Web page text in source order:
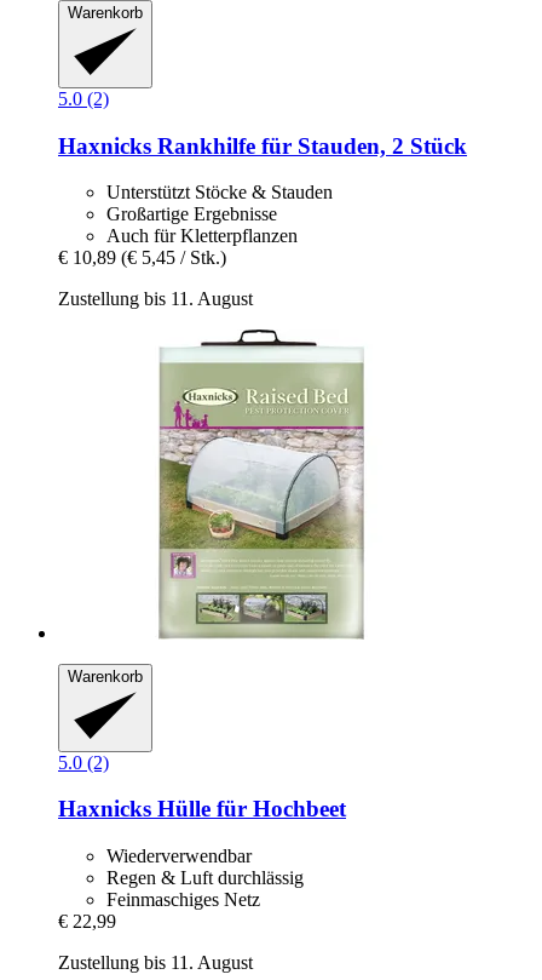
Warenkorb
5.0 (2)
Haxnicks Rankhilfe für Stauden, 2 Stück
Unterstützt Stöcke & Stauden
Großartige Ergebnisse
Auch für Kletterpflanzen
€ 10,89 (€ 5,45 / Stk.)
Zustellung bis 11. August
Warenkorb
5.0 (2)
Haxnicks Hülle für Hochbeet
Wiederverwendbar
Regen & Luft durchlässig
Feinmaschiges Netz
€ 22,99
Zustellung bis 11. August